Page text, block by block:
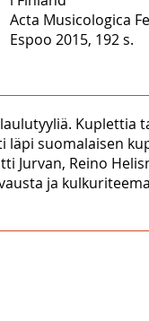
Acta Musicologica
Espoo 2015, 192 s.
Kuplettia
suomalaisen
Reino
ja